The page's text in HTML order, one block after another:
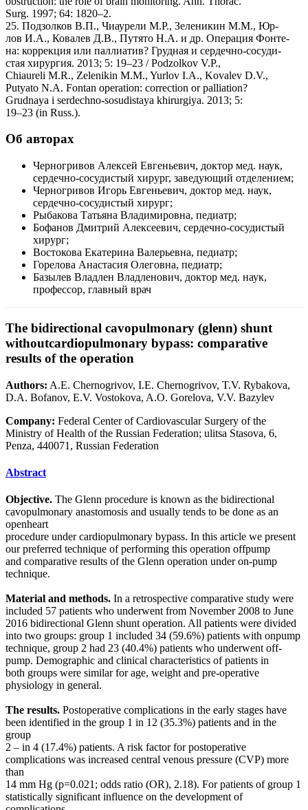
Surg. 1997; 64: 1820–2.
25. Подзолков В.П., Чиаурели М.Р., Зеленикин М.М., Юр-
лов И.А., Ковалев Д.В., Путято Н.А. и др. Операция Фонте-
на: коррекция или паллиатив? Грудная и сердечно-сосуди-
стая хирургия. 2013; 5: 19–23 / Podzolkov V.P.,
Chiaureli M.R., Zelenikin M.M., Yurlov I.A., Kovalev D.V.,
Putyato N.A. Fontan operation: correction or palliation?
Grudnaya i serdechno-sosudistaya khirurgiya. 2013; 5:
19–23 (in Russ.).
Об авторах
Черногривов Алексей Евгеньевич, доктор мед. наук,
сердечно-сосудистый хирург, заведующий отделением;
Черногривов Игорь Евгеньевич, доктор мед. наук,
сердечно-сосудистый хирург;
Рыбакова Татьяна Владимировна, педиатр;
Бофанов Дмитрий Алексеевич, сердечно-сосудистый
хирург;
Востокова Екатерина Валерьевна, педиатр;
Горелова Анастасия Олеговна, педиатр;
Базылев Владлен Владленович, доктор мед. наук,
профессор, главный врач
The bidirectional cavopulmonary (glenn) shunt
withoutcardiopulmonary bypass: сomparative
results of the operation
Authors: A.E. Chernogrivov, I.E. Chernogrivov, T.V. Rybakova,
D.A. Bofanov, E.V. Vostokova, A.O. Gorelova, V.V. Bazylev
Company: Federal Center of Cardiovascular Surgery of the
Ministry of Health of the Russian Federation; ulitsa Stasova, 6,
Penza, 440071, Russian Federation
Abstract
Objective. The Glenn procedure is known as the bidirectional
cavopulmonary anastomosis and usually tends to be done as an
openheart
procedure under cardiopulmonary bypass. In this article we present
our preferred technique of performing this operation offpump
and comparative results of the Glenn operation under on-pump
technique.
Material and methods. In a retrospective comparative study were
included 57 patients who underwent from November 2008 to June
2016 bidirectional Glenn shunt operation. All patients were divided
into two groups: group 1 included 34 (59.6%) patients with onpump
technique, group 2 had 23 (40.4%) patients who underwent off-
pump. Demographic and clinical characteristics of patients in
both groups were similar for age, weight and pre-operative
physiology in general.
The results. Postoperative complications in the early stages have
been identified in the group 1 in 12 (35.3%) patients and in the
group
2 – in 4 (17.4%) patients. A risk factor for postoperative
complications was increased central venous pressure (CVP) more
than
14 mm Hg (p=0.021; odds ratio (OR), 2.18). For patients of group 1
statistically significant influence on the development of